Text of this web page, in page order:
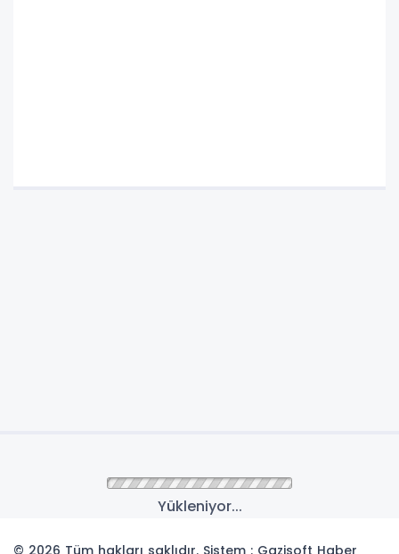
Yükleniyor...